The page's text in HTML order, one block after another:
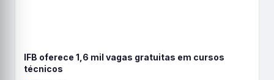
IFB oferece 1,6 mil vagas gratuitas em cursos
técnicos